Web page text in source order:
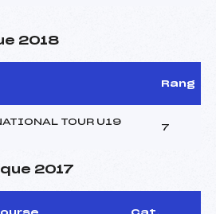
2018
Rang
TOUR U19
7
2017
Cat.